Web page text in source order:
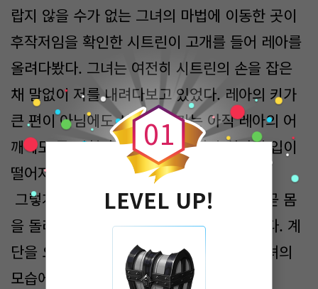
랍지 않을 수가 없는 그녀의 마법에 이동한 곳이
후작저임을 확인한 시트린이 고개를 들어 레아를
올려다봤다. 그녀는 여전히 시트린의 손을 잡은
채 말없이 저를 내려다보고 있었다. 레아의 키가
큰 편이 아님에도 시트린의 키는 아직 레아의 어
깨에도 못 미쳤다. 시트린은 어쩐지 쉽사리 입이
떨어지지 않았다.
그렇게 가만히 시트린을 바라보던 레아는 곧 몸
을 돌려 작은 손을 이끌고 저택으로 들어갔다. 계
단을 오르는 와중에도 한마디 하지 않는 그녀의
모습에 시트린은 어쩔 줄 몰랐다.
0
0
1
LEVEL UP!